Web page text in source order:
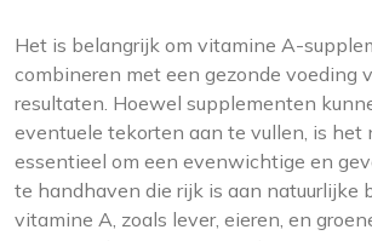
Het is belangrijk om vitamine A-
combineren met een gezonde voeding
resultaten. Hoewel supplementen
eventuele tekorten aan te vullen, is het
essentieel om een evenwichtige en
te handhaven die rijk is aan natuurlijke
vitamine A, zoals lever, eieren, en